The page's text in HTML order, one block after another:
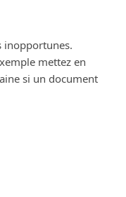
inopportunes.
mettez en
si un document